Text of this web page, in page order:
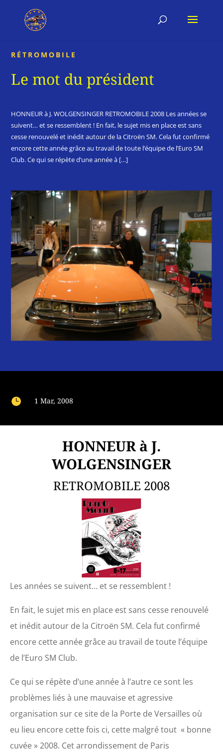
RÉTROMOBILE
Le mot du président
HONNEUR à J. WOLGENSINGER RETROMOBILE 2008 Les années se
suivent… et se ressemblent ! En fait, le sujet mis en place est sans
cesse renouvelé et inédit autour de la Citroën SM. Cela fut confirmé
encore cette année grâce au travail de toute l’équipe de l’Euro SM
Club. Ce qui se répète d’une année à […]
 1 Mar, 2008
HONNEUR à J.
WOLGENSINGER
RETROMOBILE 2008
Les années se suivent… et se ressemblent !
En fait, le sujet mis en place est sans cesse renouvelé
et inédit autour de la Citroën SM. Cela fut confirmé
encore cette année grâce au travail de toute l’équipe
de l’Euro SM Club.
Ce qui se répète d’une année à l’autre ce sont les
problèmes liés à une mauvaise et agressive
organisation sur ce site de la Porte de Versailles où
eu lieu encore cette fois ci, cette malgré tout « bonne
cuvée » 2008. Cet arrondissement de Paris